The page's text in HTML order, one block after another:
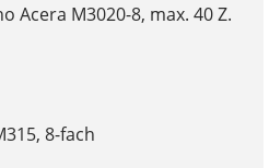
Acera M3020-8, max. 40 Z.
8-fach